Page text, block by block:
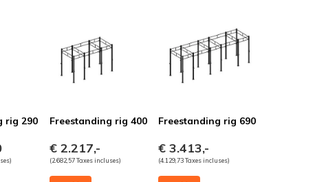
rig 290 Freestanding rig 400
€ 2.217,-
(2.682,57 Taxes incluses)
Freestanding rig 690
€ 3.413,-
(4.129,73 Taxes incluses)